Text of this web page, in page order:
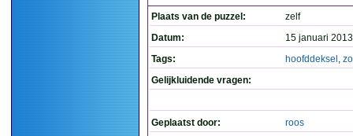
Plaats van de puzzel:
zelf
Datum:
15 januari
Tags:
hoofddeksel ,
Gelijkluidende vragen:
Geplaatst door: roos